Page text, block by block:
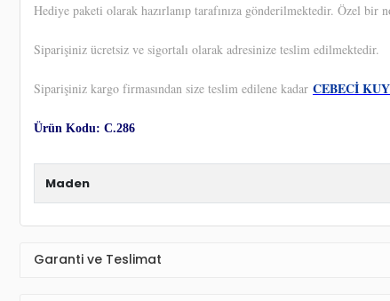
Hediye paketi olarak hazırlanıp tarafınıza gönderilmektedir. Özel bir
Siparişiniz ücretsiz ve sigortalı olarak adresinize teslim edilmektedir.
Siparişiniz kargo firmasından size teslim edilene kadar CEBECİ
Ürün Kodu: C.286
Maden
Garanti ve Teslimat